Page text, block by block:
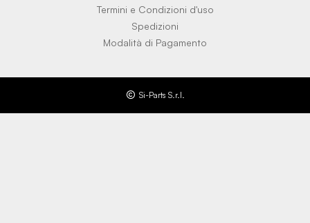
Termini e Condizioni d'uso
Spedizioni
Modalità di Pagamento
Si-Parts S.r.l.